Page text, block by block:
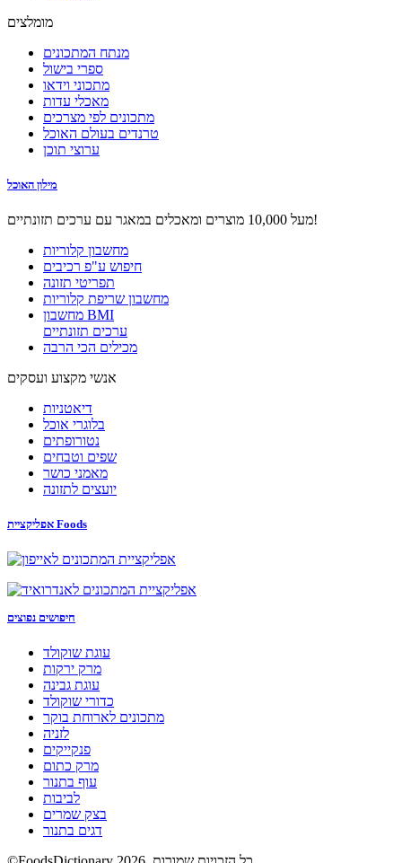
מומלצים
מנתח המתכונים
ספרי בישול
מתכוני וידאו
מאכלי עדות
מתכונים לפי מצרכים
טרנדים בעולם האוכל
ערוצי תוכן
מילון האוכל
מעל 10,000 מוצרים ומאכלים במאגר עם ערכים תזונתיים!
מחשבון קלוריות
חיפוש ע"פ רכיבים
תפריטי תזונה
מחשבון שריפת קלוריות
מחשבון BMI
ערכים תזונתיים
מכילים הכי הרבה
אנשי מקצוע ועסקים
דיאטניות
בלוגרי אוכל
נטורופתים
שפים וטבחים
מאמני כושר
יועצים לתזונה
אפליקציית Foods
חיפושים נפוצים
עוגת שוקולד
מרק ירקות
עוגת גבינה
כדורי שוקולד
מתכונים לארוחת בוקר
לזניה
פנקייקים
מרק כתום
עוף בתנור
לביבות
בצק שמרים
דגים בתנור